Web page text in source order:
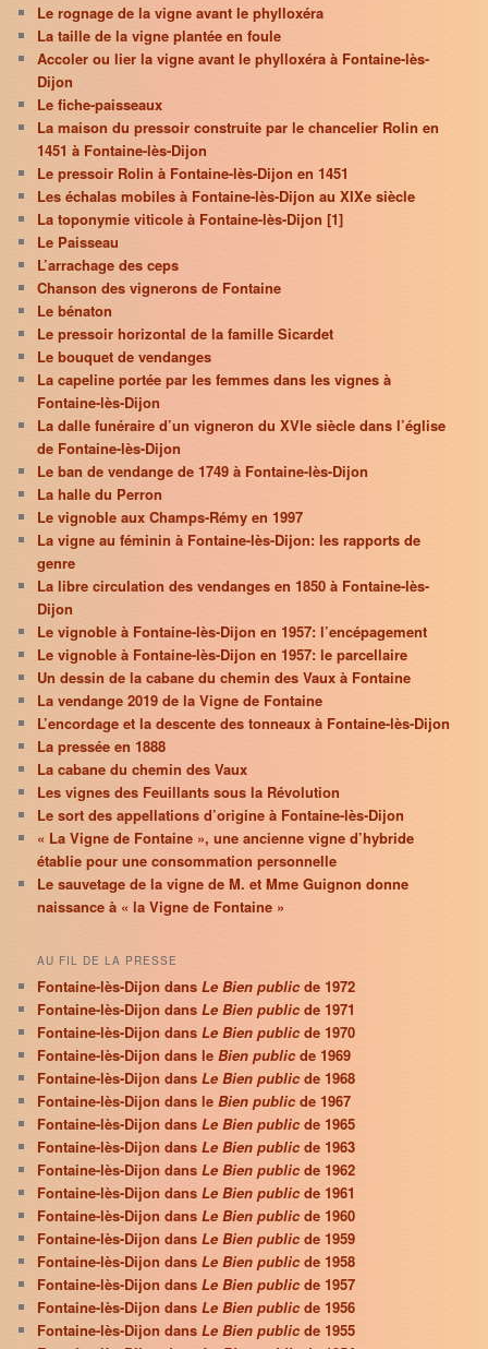
Le rognage de la vigne avant le phylloxéra
La taille de la vigne plantée en foule
Accoler ou lier la vigne avant le phylloxéra à Fontaine-lès-
Dijon
Le fiche-paisseaux
La maison du pressoir construite par le chancelier Rolin en
1451 à Fontaine-lès-Dijon
Le pressoir Rolin à Fontaine-lès-Dijon en 1451
Les échalas mobiles à Fontaine-lès-Dijon au XIXe siècle
La toponymie viticole à Fontaine-lès-Dijon [1]
Le Paisseau
L’arrachage des ceps
Chanson des vignerons de Fontaine
Le bénaton
Le pressoir horizontal de la famille Sicardet
Le bouquet de vendanges
La capeline portée par les femmes dans les vignes à
Fontaine-lès-Dijon
La dalle funéraire d’un vigneron du XVIe siècle dans l’église
de Fontaine-lès-Dijon
Le ban de vendange de 1749 à Fontaine-lès-Dijon
La halle du Perron
Le vignoble aux Champs-Rémy en 1997
La vigne au féminin à Fontaine-lès-Dijon: les rapports de
genre
La libre circulation des vendanges en 1850 à Fontaine-lès-
Dijon
Le vignoble à Fontaine-lès-Dijon en 1957: l’encépagement
Le vignoble à Fontaine-lès-Dijon en 1957: le parcellaire
Un dessin de la cabane du chemin des Vaux à Fontaine
La vendange 2019 de la Vigne de Fontaine
L’encordage et la descente des tonneaux à Fontaine-lès-Dijon
La pressée en 1888
La cabane du chemin des Vaux
Les vignes des Feuillants sous la Révolution
Le sort des appellations d’origine à Fontaine-lès-Dijon
« La Vigne de Fontaine », une ancienne vigne d’hybride
établie pour une consommation personnelle
Le sauvetage de la vigne de M. et Mme Guignon donne
naissance à « la Vigne de Fontaine »
AU FIL DE LA PRESSE
Fontaine-lès-Dijon dansLe Bien publicde 1972
Fontaine-lès-Dijon dansLe Bien publicde 1971
Fontaine-lès-Dijon dansLe Bien publicde 1970
Fontaine-lès-Dijon dans leBien publicde 1969
Fontaine-lès-Dijon dansLe Bien publicde 1968
Fontaine-lès-Dijon dans leBien public de 1967
Fontaine-lès-Dijon dansLe Bien publicde 1965
Fontaine-lès-Dijon dansLe Bien publicde 1963
Fontaine-lès-Dijon dansLe Bien publicde 1962
Fontaine-lès-Dijon dansLe Bien publicde 1961
Fontaine-lès-Dijon dansLe Bien publicde 1960
Fontaine-lès-Dijon dansLe Bien publicde 1959
Fontaine-lès-Dijon dansLe Bien publicde 1958
Fontaine-lès-Dijon dansLe Bien publicde 1957
Fontaine-lès-Dijon dansLe Bien publicde 1956
Fontaine-lès-Dijon dansLe Bien publicde 1955